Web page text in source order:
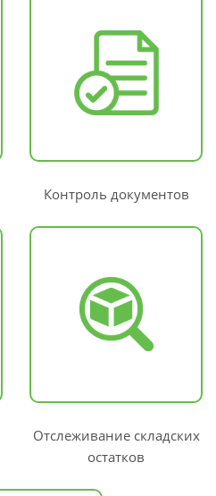
Контроль документов
Отслеживание складских
остатков